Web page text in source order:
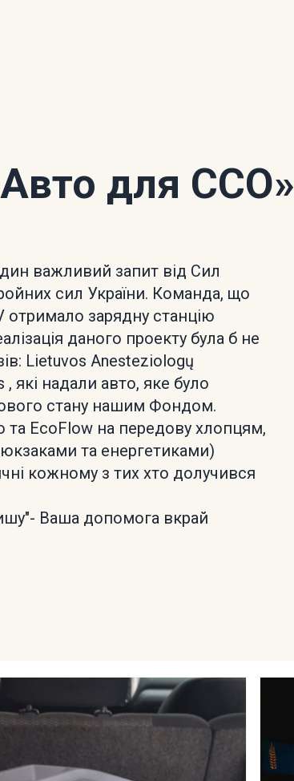
для ССО»
важливий запит від Сил
сил України. Команда, що
отримало зарядну станцію
даного проекту була б не
Lietuvos Anesteziologų
які надали авто, яке було
стану нашим Фондом.
EcoFlow на передову хлопцям,
та енергетиками)
кожному з тих хто долучився
Ваша допомога вкрай